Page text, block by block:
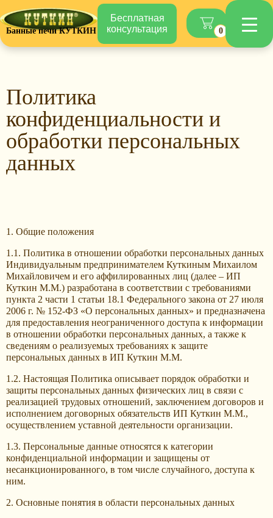
Банные печи КУТКИН
Бесплатная
консультация
0
Политика
конфиденциальности и
обработки персональных
данных
1. Общие положения
1.1. Политика в отношении обработки персональных данных
Индивидуальным предпринимателем Куткиным Михаилом
Михайловичем и его аффилированных лиц (далее – ИП
Куткин М.М.) разработана в соответствии с требованиями
пункта 2 части 1 статьи 18.1 Федерального закона от 27 июля
2006 г. № 152-ФЗ «О персональных данных» и предназначена
для предоставления неограниченного доступа к информации
в отношении обработки персональных данных, а также к
сведениям о реализуемых требованиях к защите
персональных данных в ИП Куткин М.М.
1.2. Настоящая Политика описывает порядок обработки и
защиты персональных данных физических лиц в связи с
реализацией трудовых отношений, заключением договоров и
исполнением договорных обязательств ИП Куткин М.М.,
осуществлением уставной деятельности организации.
1.3. Персональные данные относятся к категории
конфиденциальной информации и защищены от
несанкционированного, в том числе случайного, доступа к
ним.
2. Основные понятия в области персональных данных